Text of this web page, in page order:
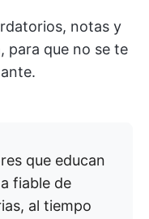
notas y
para que no se te
que educan
fiable de
al tiempo